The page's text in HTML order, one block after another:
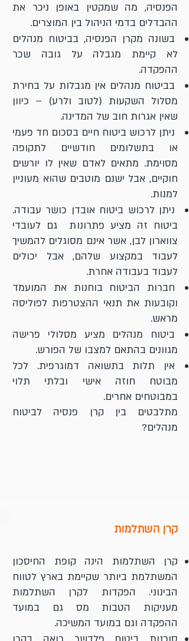
הפנסיה, מה שמקטין באופן ניכר את
ההבדלים בדמי הניהול בין המוצרים.
בשונה מקרן הפנסיה, בביטוח מנהלים
לא קיימת מגבלה על גובה שכר
ההפקדה.
בביטוח מנהלים אין מגבלות על בחירת
מסלול השקעות (לטוב ולרע) – כיוון
שאין אגרות חוב של המדינה.
ניתן לרכוש ביטוח חיים בסכום חד פעמי
או בתשלומים חודשיים לתקופה
מסוימת. מתאים לאדם שאין לו יורשים
חוקיים, אבל ישנם מוטבים שהוא מעוניין
למנות.
ניתן לרכוש ביטוח אובדן כושר עבודה.
ביטוח זה מציע פתרונות גם לעובדי
צווארון לבן, אשר אינם מסוגלים להמשיך
לעבוד במקצוע שלהם, אבל יכולים
לעבוד בעבודה אחרת.
חברות הביטוח בוחנות את המועמד
וקובעות את תנאי ההצטרפות לפוליסה
מראש.
ביטוח מנהלים מציע מסלולי פרישה
מגוונים בהתאם למצבו של הפורש.
אין תלות בתשואה דמוגרפית. לכל
מבוטח חוזה אישי ובלתי תלוי
במבוטחים אחרים.
מתלבטים בין קרן פנסיה לביטוח
מנהלים?
קרן השתלמות
קרן השתלמות הינה קופת החיסכון
המשתלמת ביותר שקיימת בארץ לטווח
הבינוני. הפקדות לקרן השתלמות
מעניקות הטבות מס גם במועד
ההפקדה וגם במועד המשיכה.